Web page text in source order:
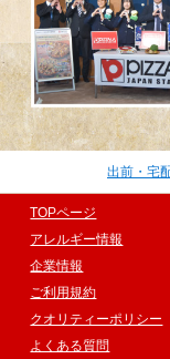
出前・宅
TOPページ
アレルギー情報
企業情報
ご利用規約
クオリティーポリシー
よくある質問